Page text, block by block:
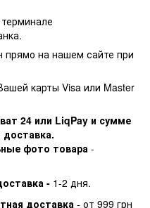
прямо на нашем сайте при
карты Visa или Master
24 или LiqPay и сумме
доставка.
фото товара -
- 1-2 дня.
доставка - от 999 грн